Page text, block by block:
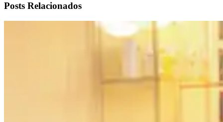
Posts Relacionados